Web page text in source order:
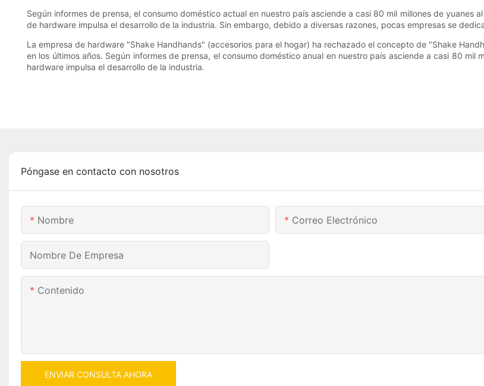
Según informes de prensa, el consumo doméstico actual en nuestro país asciende a casi 80 mil millones de yuanes
de hardware impulsa el desarrollo de la industria. Sin embargo, debido a diversas razones, pocas empresas se
La empresa de hardware "Shake Handhands" (accesorios para el hogar) ha rechazado el concepto de "Shake
en los últimos años. Según informes de prensa, el consumo doméstico anual en nuestro país asciende a casi 80
hardware impulsa el desarrollo de la industria.
Póngase en contacto con nosotros
Nombre Correo Electrónico
Nombre De Empresa
Contenido
ENVIAR CONSULTA AHORA